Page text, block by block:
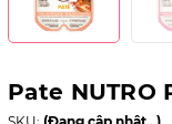
Pate